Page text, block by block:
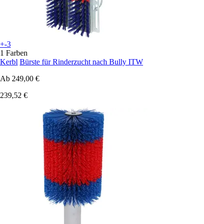
+-3
1 Farben
Kerbl Bürste für Rinderzucht nach Bully ITW
Ab 249,00 €
239,52 €